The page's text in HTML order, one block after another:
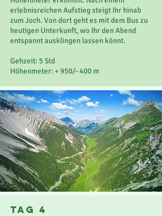
erlebnisreichen Aufstieg steigt Ihr hinab
zum Joch. Von dort geht es mit dem Bus zu
heutigen Unterkunft, wo Ihr den Abend
entspannt ausklingen lassen könnt.
Gehzeit: 5 Std
Höhenmeter: + 950/- 400 m
Tag 4